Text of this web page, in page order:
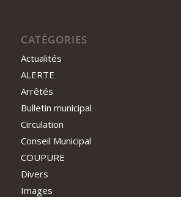
CATÉGORIES
Actualités
ALERTE
Arrêtés
Bulletin municipal
Circulation
Conseil Municipal
COUPURE
Divers
Images